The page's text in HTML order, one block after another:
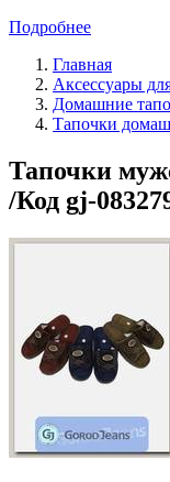
Подробнее
Главная
Аксессуары
Домашние
Тапочки
Тапочки
/Код gj-